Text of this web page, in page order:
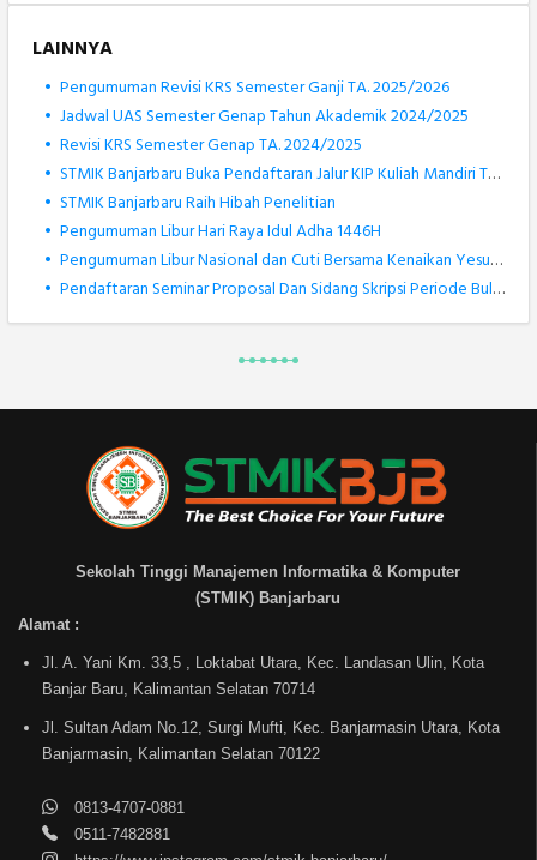
LAINNYA
• Pengumuman Revisi KRS Semester Ganji TA. 2025/2026
• Jadwal UAS Semester Genap Tahun Akademik 2024/2025
• Revisi KRS Semester Genap TA. 2024/2025
• STMIK Banjarbaru Buka Pendaftaran Jalur KIP Kuliah Mandiri Tahun 2025
• STMIK Banjarbaru Raih Hibah Penelitian
• Pengumuman Libur Hari Raya Idul Adha 1446H
• Pengumuman Libur Nasional dan Cuti Bersama Kenaikan Yesus Kristus
• Pendaftaran Seminar Proposal Dan Sidang Skripsi Periode Bulan Augustus 2024
Sekolah Tinggi Manajemen Informatika & Komputer
(STMIK) Banjarbaru
Alamat :
Jl. A. Yani Km. 33,5 , Loktabat Utara, Kec. Landasan Ulin, Kota
Banjar Baru, Kalimantan Selatan 70714
Jl. Sultan Adam No.12, Surgi Mufti, Kec. Banjarmasin Utara, Kota
Banjarmasin, Kalimantan Selatan 70122
0813-4707-0881
0511-7482881